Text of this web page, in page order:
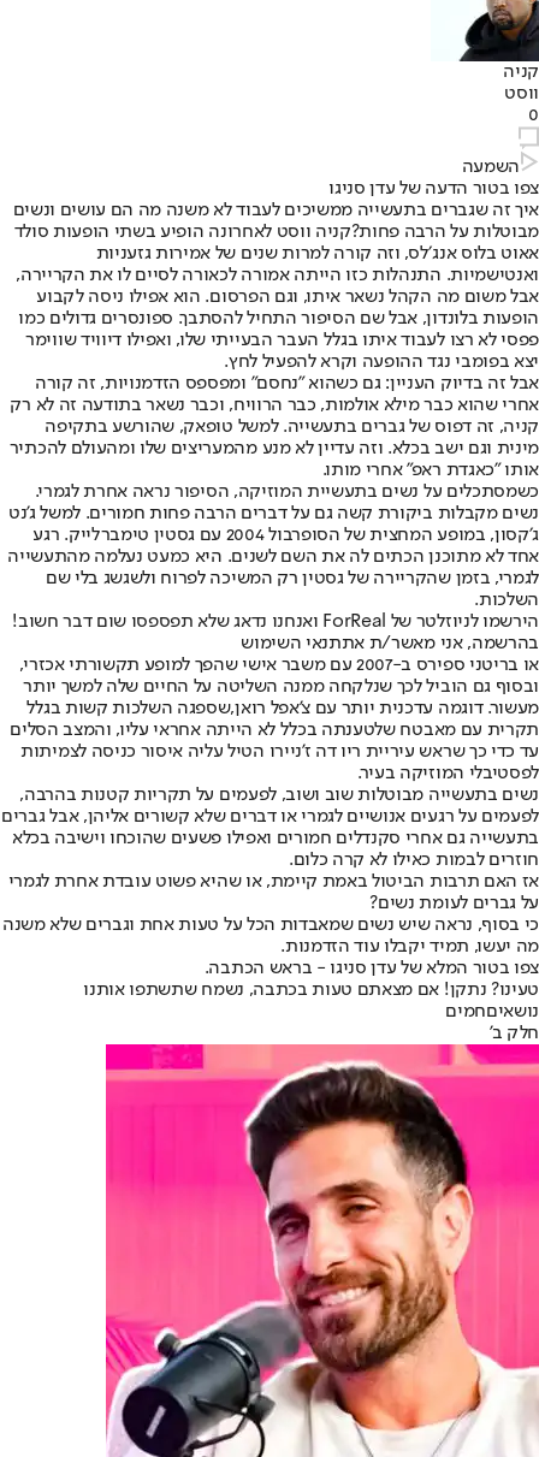
קניה
ווסט
0
השמעה
צפו בטור הדעה של עדן סניגו
איך זה שגברים בתעשייה ממשיכים לעבוד לא משנה מה הם עושים ונשים
מבוטלות על הרבה פחות?קניה ווסט לאחרונה הופיע בשתי הופעות סולד
אאוט בלוס אנג׳לס, וזה קורה למרות שנים של אמירות גזעניות
ואנטישמיות. התנהלות כזו הייתה אמורה לכאורה לסיים לו את הקריירה,
אבל משום מה הקהל נשאר איתו, וגם הפרסום. הוא אפילו ניסה לקבוע
הופעות בלונדון, אבל שם הסיפור התחיל להסתבך. ספונסרים גדולים כמו
פפסי לא רצו לעבוד איתו בגלל העבר הבעייתי שלו, ואפילו דיוויד שווימר
יצא בפומבי נגד ההופעה וקרא להפעיל לחץ.
אבל זה בדיוק העניין: גם כשהוא "נחסם" ומפספס הזדמנויות, זה קורה
אחרי שהוא כבר מילא אולמות, כבר הרוויח, וכבר נשאר בתודעה זה לא רק
קניה, זה דפוס של גברים בתעשייה. למשל טופאק, שהורשע בתקיפה
מינית וגם ישב בכלא. וזה עדיין לא מנע מהמעריצים שלו ומהעולם להכתיר
אותו "כאגדת ראפ" אחרי מותו.
כשמסתכלים על נשים בתעשיית המוזיקה, הסיפור נראה אחרת לגמרי.
נשים מקבלות ביקורת קשה גם על דברים הרבה פחות חמורים. למשל ג'נט
ג׳קסון, במופע המחצית של הסופרבול 2004 עם גסטין טימברלייק. רגע
אחד לא מתוכנן הכתים לה את השם לשנים. היא כמעט נעלמה מהתעשייה
לגמרי, בזמן שהקריירה של גסטין רק המשיכה לפרוח ולשגשג בלי שם
השלכות.
הירשמו לניוזלטר של ForReal ואנחנו נדאג שלא תפספסו שום דבר חשוב!
בהרשמה, אני מאשר/ת אתתנאי השימוש
או בריטני ספירס ב-2007 עם משבר אישי שהפך למופע תקשורתי אכזרי,
ובסוף גם הוביל לכך שנלקחה ממנה השליטה על החיים שלה למשך יותר
מעשור. דוגמה עדכנית יותר עם צ'אפל רואן,שספגה השלכות קשות בגלל
תקרית עם מאבטח שלטענתה בכלל לא הייתה אחראי עליו, והמצב הסלים
עד כדי כך שראש עיריית ריו דה ז'ניירו הטיל עליה איסור כניסה לצמיתות
לפסטיבלי המוזיקה בעיר.
נשים בתעשייה מבוטלות שוב ושוב, לפעמים על תקריות קטנות בהרבה,
לפעמים על רגעים אנושיים לגמרי או דברים שלא קשורים אליהן, אבל גברים
בתעשייה גם אחרי סקנדלים חמורים ואפילו פשעים שהוכחו וישיבה בכלא
חוזרים לבמות כאילו לא קרה כלום.
אז האם תרבות הביטול באמת קיימת, או שהיא פשוט עובדת אחרת לגמרי
על גברים לעומת נשים?
כי בסוף, נראה שיש נשים שמאבדות הכל על טעות אחת וגברים שלא משנה
מה יעשו, תמיד יקבלו עוד הזדמנות.
צפו בטור המלא של עדן סניגו - בראש הכתבה.
טעינו? נתקן! אם מצאתם טעות בכתבה, נשמח שתשתפו אותנו
נושאיםחמים
חלק ב'